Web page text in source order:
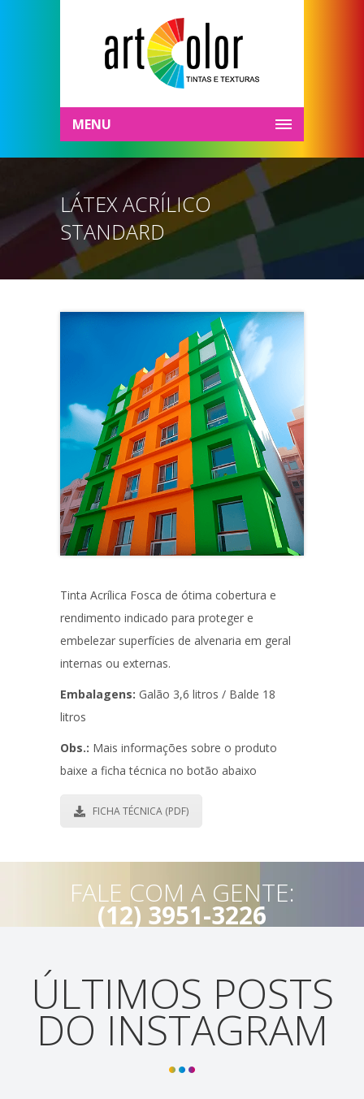
MENU
LÁTEX ACRÍLICO
STANDARD
Tinta Acrílica Fosca de ótima cobertura e
rendimento indicado para proteger e
embelezar superfícies de alvenaria em geral
internas ou externas.
Embalagens: Galão 3,6 litros / Balde 18
litros
Obs.: Mais informações sobre o produto
baixe a ficha técnica no botão abaixo
FICHA TÉCNICA (PDF)
FALE COM A GENTE:
(12) 3951-3226
ÚLTIMOS POSTS
DO INSTAGRAM